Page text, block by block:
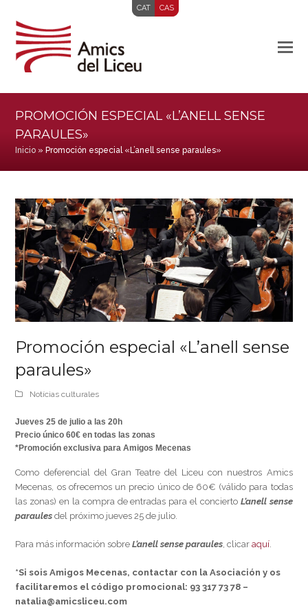
CAT CAS
PROMOCIÓN ESPECIAL «L’ANELL SENSE
PARAULES»
Inicio » Promoción especial «L’anell sense paraules»
Promoción especial «L’anell sense
paraules»
Notícias culturales
Jueves 25 de julio a las 20h
Precio único 60€ en todas las zonas
*Promoción exclusiva para Amigos Mecenas
Como deferencial del Gran Teatre del Liceu con nuestros Amics
Mecenas, os ofrecemos un precio único de 60€ (válido para todas
las zonas) en la compra de entradas para el concierto L’anell sense
paraules del próximo jueves 25 de julio.
Para más información sobreL’anell sense paraules, clicaraquí.
*Si sois Amigos Mecenas, contactar con la Asociación y os
facilitaremos el código promocional: 93 317 73 78 –
natalia@amicsliceu.com